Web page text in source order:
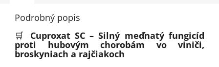
Podrobný popis
🛒 Cuproxat SC – Silný meďnatý fungicíd
proti hubovým chorobám vo viniči,
broskyniach a rajčiakoch